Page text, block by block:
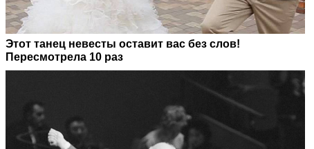
Этот танец невесты оставит вас без слов!
Пересмотрела 10 раз